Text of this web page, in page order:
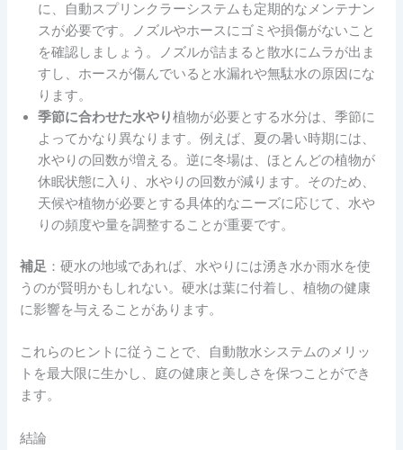
に、自動スプリンクラーシステムも定期的なメンテナン
スが必要です。ノズルやホースにゴミや損傷がないこと
を確認しましょう。ノズルが詰まると散水にムラが出ま
すし、ホースが傷んでいると水漏れや無駄水の原因にな
ります。
季節に合わせた水やり植物が必要とする水分は、季節に
よってかなり異なります。例えば、夏の暑い時期には、
水やりの回数が増える。逆に冬場は、ほとんどの植物が
休眠状態に入り、水やりの回数が減ります。そのため、
天候や植物が必要とする具体的なニーズに応じて、水や
りの頻度や量を調整することが重要です。
補足 ：硬水の地域であれば、水やりには湧き水か雨水を使
うのが賢明かもしれない。硬水は葉に付着し、植物の健康
に影響を与えることがあります。
これらのヒントに従うことで、自動散水システムのメリッ
トを最大限に生かし、庭の健康と美しさを保つことができ
ます。
結論